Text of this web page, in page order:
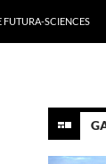
SCIENCES